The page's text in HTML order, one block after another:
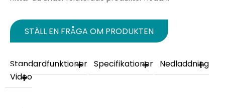
STÄLL EN FRÅGA OM PRODUKTEN
Standardfunktioner Specifikationer
Nedladdning
Video